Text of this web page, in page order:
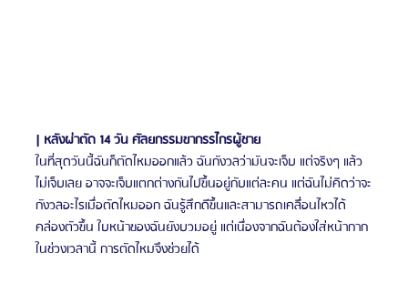
| หลังผ่าตัด 14 วัน ศัลยกรรมขากรรไกรผู้ชาย
ในที่สุดวันนี้ฉันก็ตัดไหมออกแล้ว ฉันกังวลว่ามันจะเจ็บ แต่จริงๆ แล้ว
ไม่เจ็บเลย อาจจะเจ็บแตกต่างกันไปขึ้นอยู่กับแต่ละคน แต่ฉันไม่คิดว่าจะ
กังวลอะไรเมื่อตัดไหมออก ฉันรู้สึกดีขึ้นและสามารถเคลื่อนไหวได้
คล่องตัวขึ้น ใบหน้าของฉันยังบวมอยู่ แต่เนื่องจากฉันต้องใส่หน้ากาก
ในช่วงเวลานี้ การตัดไหมจึงช่วยได้